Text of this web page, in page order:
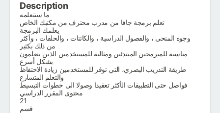
Description
ما ستتعلمه
تعلم برمجة جافا من مدرب محترف من مكتبك الخاص
يعلمك البرمجة
وجوه المنحى ، والفصول الدراسية ، والكائنات ، والحلقات ، وأكثر
من ذلك بكثير
مناسبة للمبرمجين المبتدئين ومثالية للمستخدمين الذين يتعلمون
بشكل أسرع
طريقة التدريب البصري، التي توفر للمستخدمين زيادة الاحتفاظ
والتعلم المتسارع
فواصل حتى التطبيقات الأكثر تعقيدا وصولا الى خطوات التبسيط
محتوى المقرر الدراسي
21
قسم